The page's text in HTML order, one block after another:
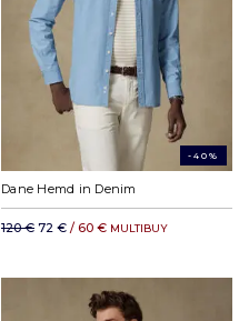
-40%
Dane Hemd in Denim
120 € 72 € / 60 € MULTIBUY